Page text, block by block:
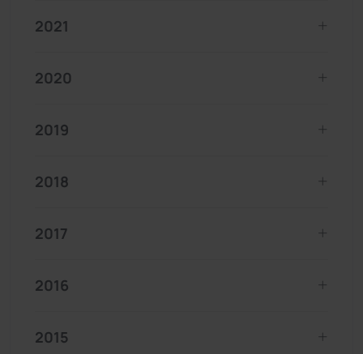
2021
2020
2019
2018
2017
2016
2015